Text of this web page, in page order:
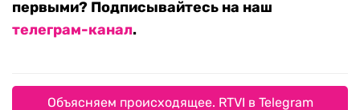
первыми? Подписывайтесь на наш
телеграм-канал.
Объясняем происходящее. RTVI в Telegram